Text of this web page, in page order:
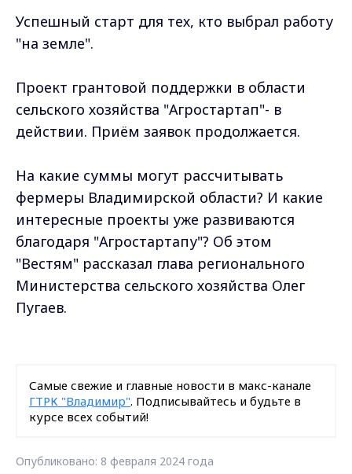
Успешный старт для тех, кто выбрал работу
"на земле".
Проект грантовой поддержки в области
сельского хозяйства "Агростартап"- в
действии. Приём заявок продолжается.
На какие суммы могут рассчитывать
фермеры Владимирской области? И какие
интересные проекты уже развиваются
благодаря "Агростартапу"? Об этом
"Вестям" рассказал глава регионального
Министерства сельского хозяйства Олег
Пугаев.
Самые свежие и главные новости в макс-канале
ГТРК "Владимир". Подписывайтесь и будьте в
курсе всех событий!
Опубликовано: 8 февраля 2024 года